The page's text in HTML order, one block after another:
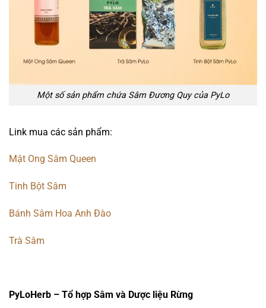
Một số sản phẩm chứa Sâm Đương Quy của PyLo
Link mua các sản phẩm:
Mật Ong Sâm Queen
Tinh Bột Sâm
Bánh Sâm Hoa Anh Đào
Trà Sâm
PyLoHerb – Tổ hợp Sâm và Dược liệu Rừng